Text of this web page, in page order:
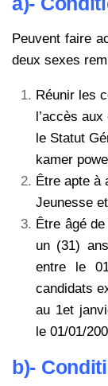
Peuvent faire
deux sexes
Réunir les
l’accès
le Statut
kamer
Être apte à
Jeunesse
Être âgé
un (31)
entre le
candidats
au 1et
le 01/01/
b)-